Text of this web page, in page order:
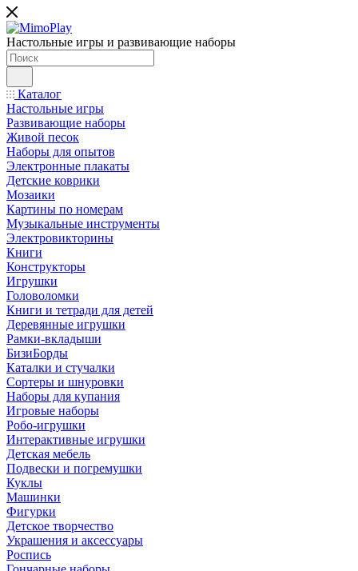
Настольные игры и развивающие наборы
Каталог
Настольные игры
Развивающие наборы
Живой песок
Наборы для опытов
Электронные плакаты
Детские коврики
Мозаики
Картины по номерам
Музыкальные инструменты
Электровикторины
Книги
Конструкторы
Игрушки
Головоломки
Книги и тетради для детей
Деревянные игрушки
Рамки-вкладыши
БизиБорды
Каталки и стучалки
Сортеры и шнуровки
Наборы для купания
Игровые наборы
Робо-игрушки
Интерактивные игрушки
Детская мебель
Подвески и погремушки
Куклы
Машинки
Фигурки
Детское творчество
Украшения и аксессуары
Роспись